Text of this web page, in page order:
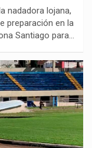
nadadora lojana,
preparación en la
Santiago para…